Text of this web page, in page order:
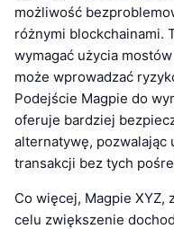
możliwość
różnymi blockchainami.
wymagać użycia
może wprowadzać
Podejście Magpie do
oferuje bardziej
alternatywę, pozwalając
transakcji bez tych
Co więcej, Magpie XYZ,
celu zwiększenie